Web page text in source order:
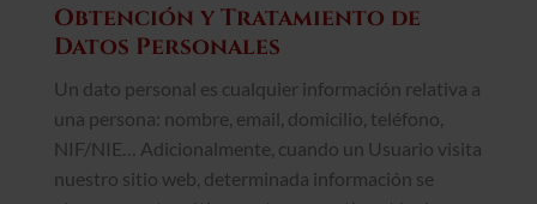
Obtención y Tratamiento de
Datos Personales
Un dato personal es cualquier información relativa a
una persona: nombre, email, domicilio, teléfono,
NIF/NIE… Adicionalmente, cuando un Usuario visita
nuestro sitio web, determinada información se